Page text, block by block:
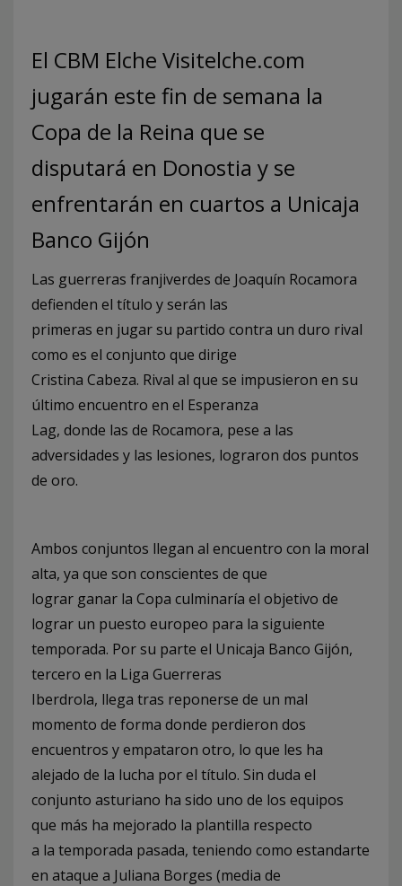
El CBM Elche Visitelche.com
jugarán este fin de semana la
Copa de la Reina que se
disputará en Donostia y se
enfrentarán en cuartos a Unicaja
Banco Gijón
Las guerreras franjiverdes de Joaquín Rocamora
defienden el título y serán las
primeras en jugar su partido contra un duro rival
como es el conjunto que dirige
Cristina Cabeza. Rival al que se impusieron en su
último encuentro en el Esperanza
Lag, donde las de Rocamora, pese a las
adversidades y las lesiones, lograron dos puntos
de oro.
Ambos conjuntos llegan al encuentro con la moral
alta, ya que son conscientes de que
lograr ganar la Copa culminaría el objetivo de
lograr un puesto europeo para la siguiente
temporada. Por su parte el Unicaja Banco Gijón,
tercero en la Liga Guerreras
Iberdrola, llega tras reponerse de un mal
momento de forma donde perdieron dos
encuentros y empataron otro, lo que les ha
alejado de la lucha por el título. Sin duda el
conjunto asturiano ha sido uno de los equipos
que más ha mejorado la plantilla respecto
a la temporada pasada, teniendo como estandarte
en ataque a Juliana Borges (media de